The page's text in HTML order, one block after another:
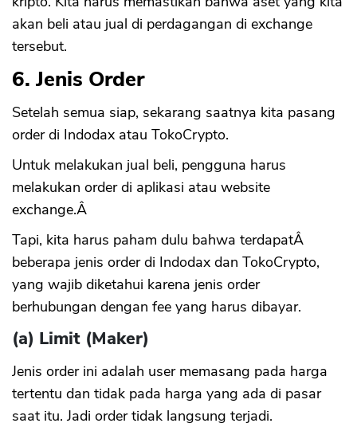
akan beli atau jual di perdagangan di exchange
tersebut.
6. Jenis Order
Setelah semua siap, sekarang saatnya kita pasang
order di Indodax atau TokoCrypto.
Untuk melakukan jual beli, pengguna harus
melakukan order di aplikasi atau website
exchange.Â
Tapi, kita harus paham dulu bahwa terdapatÂ
beberapa jenis order di Indodax dan TokoCrypto,
yang wajib diketahui karena jenis order
berhubungan dengan fee yang harus dibayar.
(a) Limit (Maker)
Jenis order ini adalah user memasang pada harga
tertentu dan tidak pada harga yang ada di pasar
saat itu. Jadi order tidak langsung terjadi.